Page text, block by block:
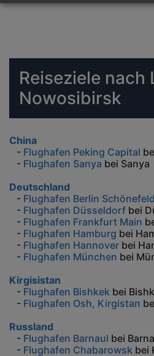
Reiseziele nach
Nowosibirsk
China
- Flughafen Peking Capital
- Flughafen Sanya bei Sanya
Deutschland
- Flughafen Berlin Schönefeld
- Flughafen Düsseldorf bei
- Flughafen Frankfurt Main
- Flughafen Hamburg bei
- Flughafen Hannover bei
- Flughafen München bei
Kirgisistan
- Flughafen Bishkek bei
- Flughafen Osh, Kirgistan
Russland
- Flughafen Barnaul bei
- Flughafen Chabarowsk bei